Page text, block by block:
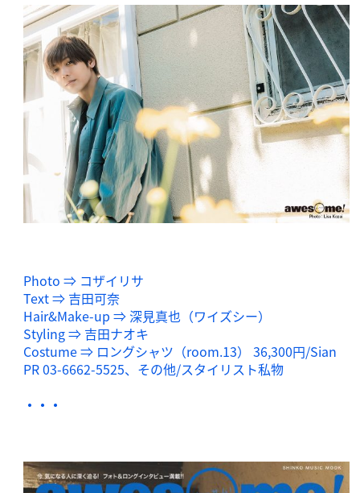
Photo ⇒ コザイリサ
Text ⇒ 吉田可奈
Hair&Make-up ⇒ 深見真也（ワイズシー）
Styling ⇒ 吉田ナオキ
Costume ⇒ ロングシャツ（room.13） 36,300円/Sian
PR 03-6662-5525、その他/スタイリスト私物
・・・